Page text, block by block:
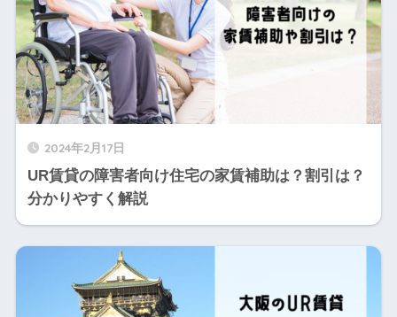
2024年2月17日
UR賃貸の障害者向け住宅の家賃補助は？割引は？
分かりやすく解説